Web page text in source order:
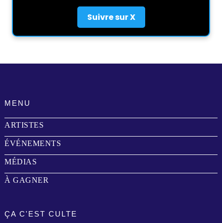
Suivre sur X
MENU
ARTISTES
ÉVÉNEMENTS
MÉDIAS
À GAGNER
ÇA C'EST CULTE